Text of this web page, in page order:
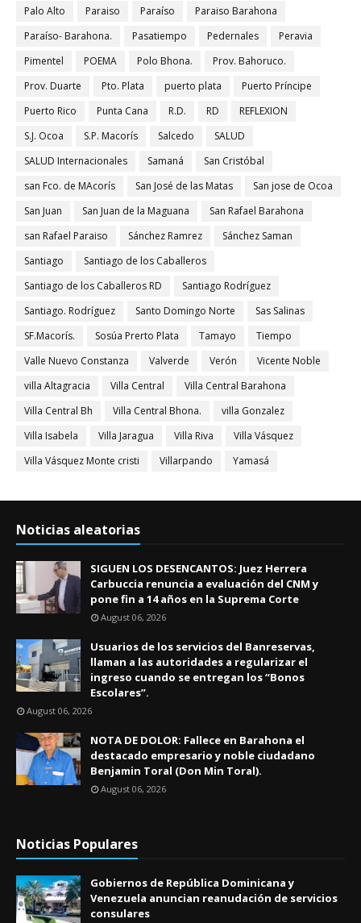
Palo Alto
Paraiso Paraíso
Paraiso Barahona
Paraíso- Barahona.
Pasatiempo Pedernales
Peravia
Pimentel
POEMA Polo Bhona.
Prov. Bahoruco.
Prov. Duarte
Pto. Plata puerto plata
Puerto Príncipe
Puerto Rico
Punta Cana R.D. RD
REFLEXION
S.J. Ocoa
S.P. Macorís Salcedo
SALUD
SALUD Internacionales
Samaná
San Cristóbal
san Fco. de MAcorís
San José de las Matas
San jose de Ocoa
San Juan
San Juan de la Maguana
San Rafael Barahona
san Rafael Paraiso
Sánchez Ramrez
Sánchez Saman
Santiago
Santiago de los Caballeros
Santiago de los Caballeros RD
Santiago Rodríguez
Santiago. Rodríguez
Santo Domingo Norte
Sas Salinas
SF.Macorís.
Sosúa Prerto Plata Tamayo
Tiempo
Valle Nuevo Constanza
Valverde Verón
Vicente Noble
villa Altagracia
Villa Central
Villa Central Barahona
Villa Central Bh
Villa Central Bhona.
villa Gonzalez
Villa Isabela
Villa Jaragua Villa Riva
Villa Vásquez
Villa Vásquez Monte cristi
Villarpando Yamasá
Noticias aleatorias
SIGUEN LOS DESENCANTOS: Juez Herrera
Carbuccia renuncia a evaluación del CNM y
pone fin a 14 años en la Suprema Corte
August 06, 2026
Usuarios de los servicios del Banreservas,
llaman a las autoridades a regularizar el
ingreso cuando se entregan los “Bonos
Escolares”.
August 06, 2026
NOTA DE DOLOR: Fallece en Barahona el
destacado empresario y noble ciudadano
Benjamin Toral (Don Min Toral).
August 06, 2026
Noticias Populares
Gobiernos de República Dominicana y
Venezuela anuncian reanudación de servicios
consulares